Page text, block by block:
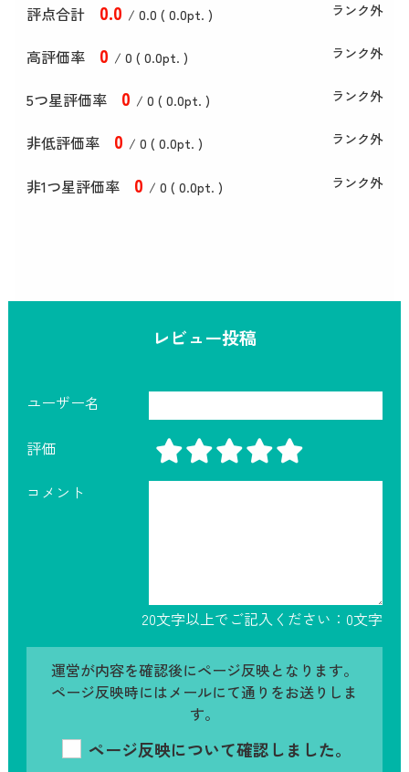
評点合計 0.0 / 0.0 ( 0.0pt. ) ランク外
高評価率 0 / 0 ( 0.0pt. ) ランク外
5つ星評価率 0 / 0 ( 0.0pt. ) ランク外
非低評価率 0 / 0 ( 0.0pt. ) ランク外
非1つ星評価率 0 / 0 ( 0.0pt. ) ランク外
レビュー投稿
ユーザー名
評価
コメント
20文字以上でご記入ください： 0文字
運営が内容を確認後にページ反映となります。
ページ反映時にはメールにて通りをお送りしま
す。
ページ反映について確認しました。